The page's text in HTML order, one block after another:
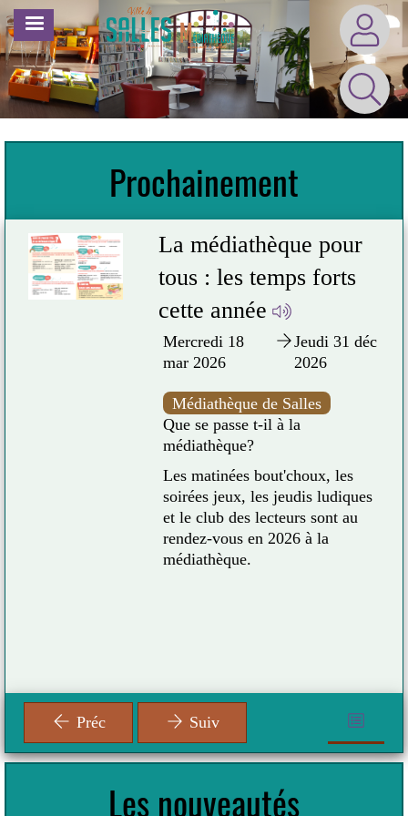
Aller
au
contenu
principal
MENU
Prochainement
La médiathèque pour
tous : les temps forts
cette année
Mercredi 18
mar 2026
Jeudi 31 déc
2026
Médiathèque de Salles
Que se passe t-il à la
médiathèque?
Les matinées bout'choux, les
soirées jeux, les jeudis ludiques
et le club des lecteurs sont au
rendez-vous en 2026 à la
médiathèque.
Préc Suiv
Les nouveautés